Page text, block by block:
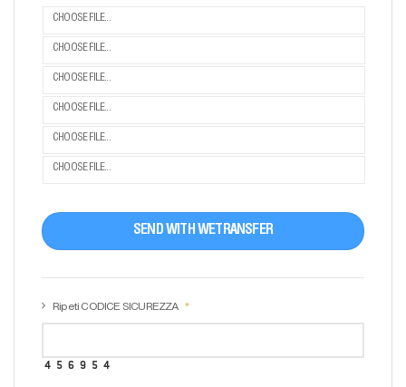
CHOOSE FILE...
CHOOSE FILE...
CHOOSE FILE...
CHOOSE FILE...
CHOOSE FILE...
CHOOSE FILE...
SEND WITH WETRANSFER
Ripeti CODICE SICUREZZA